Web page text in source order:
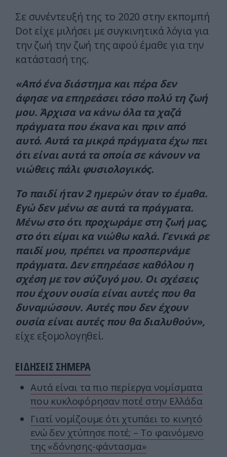
Σε συνέντευξή της το 2020 στην εκπομπή
Dot είχε μιλήσει με συγκινητικά λόγια για
την ζωή την ζωή της αφού έμαθε για την
κατάστασή της.
«Από ένα διάστημα και πέρα δεν
άφησε να επηρεάσει τόσο πολύ τη ζωή
μου. Άρχισα να κάνω όλα τα χαζά
πράγματα που έκανα και πριν από
αυτό. Αυτά τα μικρά πράγματα έχω πει
ότι είναι αυτά τα οποία σε κάνουν να
νιώθεις πάλι φυσιολογικός.
Το παιδί ήταν 2 ημερών όταν το έμαθα.
Εγώ δεν μένω σε αυτά τα πράγματα.
Μένω στο ότι προχωράμε στη ζωή μας,
στο ότι είμαι κα νιώθω καλά. Γενικά ρε
παιδί μου, πρέπει να προσπερνάμε
πράγματα. Δεν επηρέασε καθόλου η
σχέση με τον σύζυγό μου. Οι σχέσεις
που έχουν ουσία είναι αυτές που θα
δυναμώσουν. Αυτές που δεν έχουν
ουσία είναι αυτές που θα διαλυθούν»,
είχε εξομολογηθεί.
ΕΙΔΗΣΕΙΣ ΣΗΜΕΡΑ
Αυτά είναι τα πιο περίεργα νομίσματα
που κυκλοφόρησαν ποτέ στην Ελλάδα
Γιατί νομίζουμε ότι χτυπάει το κινητό
ενώ δεν χτύπησε ποτέ; – Το φαινόμενο
της «δόνησης-φάντασμα»